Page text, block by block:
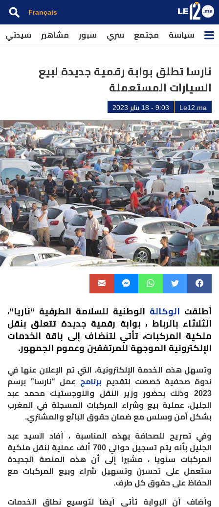
Français
سياسة مجتمع سري سبور مشاهير سيدتي
نارسا تطلق بوابة رقمية جديدة لبيع
السيارات المستعملة
Le12.ma 9:03 - 18 يناير 2023
أطلقت الوكالة الوطنية للسلامة الطرقية “ناريا”،
الثلاثاء بالرباط ، بوابة رقمية جديدة تتعلق بنقل
ملكية المركبات، تأتي لتنضاف إلى باقة الخدمات
الإلكترونية الموجهة للمرتفقين وعموم الجمهور.
وتسهل هذه الخدمة الإلكترونية، التي تم الإعلان عنها في
ندوة صحفية خصصت لتقديم برنامج عمل “نارسا” برسم
2023 وذلك بحضور وزير النقل واللوجستيك محمد عبد
الجليل، عملية بيع وشراء المركبات المسجلة في المغرب
بشكل آمن وسلس مع ضمان حقوق البائع والمشتري.
وفي تصريح للصحافة بهذه المناسبة ، أفاد السيد عبد
الجليل بأنه يتم تسجيل حوالي 700 ألف عملية لنقل ملكية
المركبات سنويا ، مشيرا إلى أن هذه المنصة الجديدة
ستعمل على تحسين وتسهيل شراء وبيع المركبات مع
الحفاظ على حقوق كل طرف.
وأضاف أن البوابة تأتي أيضا لتوسيع نطاق الخدمات